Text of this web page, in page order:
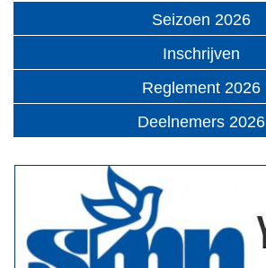
Seizoen 2026
Inschrijven
Reglement 2026
Deelnemers 2026